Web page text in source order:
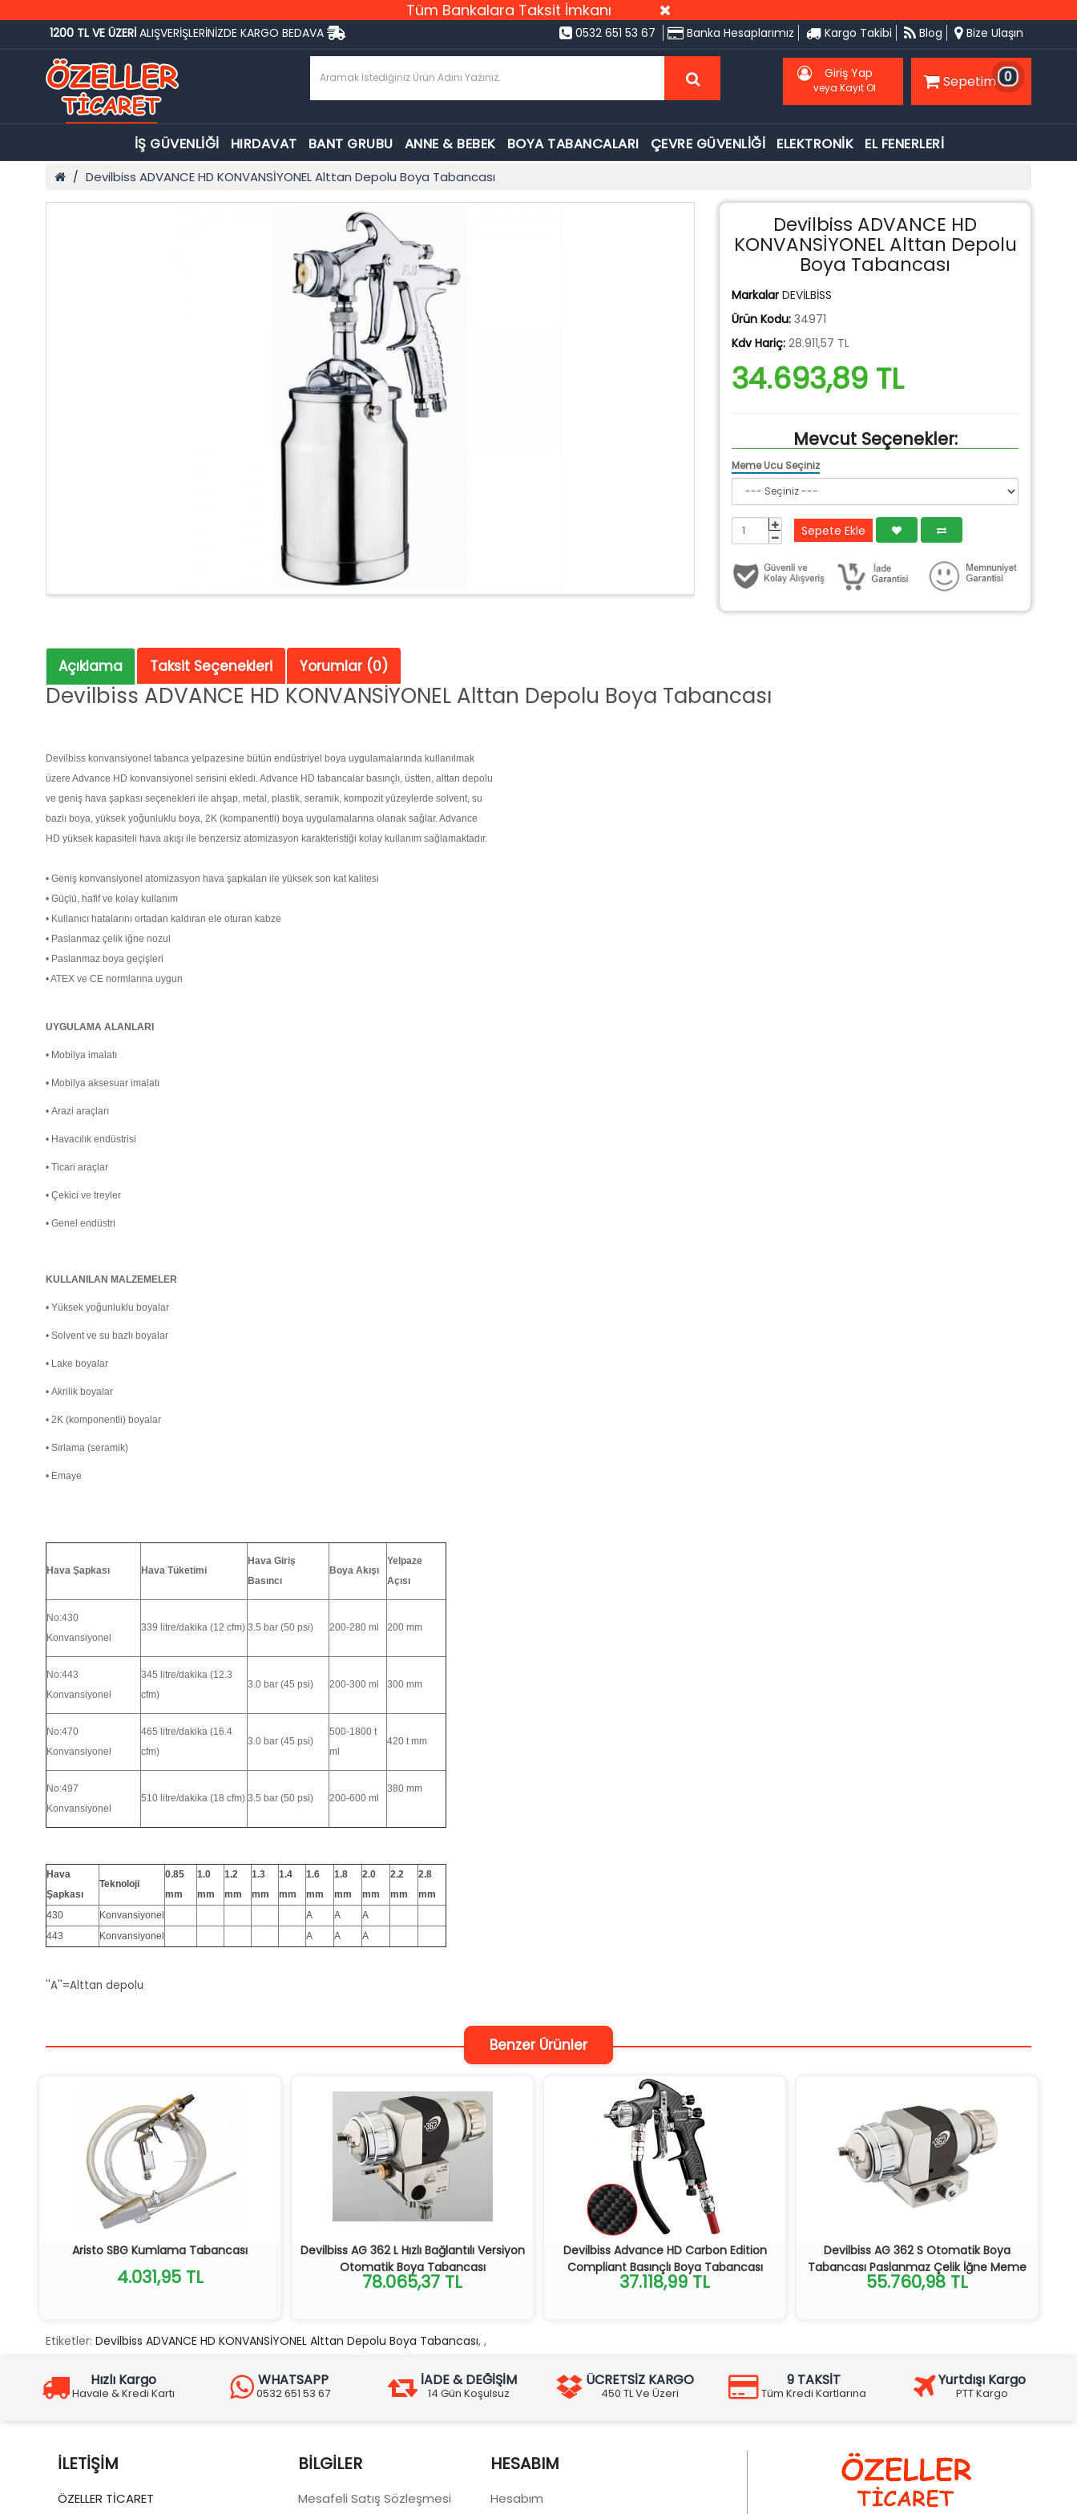
Tüm Bankalara Taksit İmkanı
1200 TL VE ÜZERİ ALIŞVERİŞLERİNİZDE KARGO BEDAVA 0532 651 53 67 Banka Hesaplarımız Kargo Takibi Blog Bize Ulaşın
Giriş Yap
veya Kayıt Ol Sepetim 0
İŞ GÜVENLİĞİ HIRDAVAT BANT GRUBU ANNE & BEBEK BOYA TABANCALARI ÇEVRE GÜVENLİĞİ ELEKTRONİK EL FENERLERİ
Devilbiss ADVANCE HD KONVANSİYONEL Alttan Depolu Boya Tabancası
Devilbiss ADVANCE HD
KONVANSİYONEL Alttan Depolu
Boya Tabancası
Markalar DEVİLBİSS
Ürün Kodu: 34971
Kdv Hariç: 28.911,57 TL
34.693,89 TL
Mevcut Seçenekler:
Meme Ucu Seçiniz
Sepete Ekle
Açıklama Taksit Seçenekleri Yorumlar (0)
Devilbiss ADVANCE HD KONVANSİYONEL Alttan Depolu Boya Tabancası
Devilbiss konvansiyonel tabanca yelpazesine bütün endüstriyel boya uygulamalarında kullanılmak
üzere Advance HD konvansiyonel serisini ekledi. Advance HD tabancalar basınçlı, üstten, alttan depolu
ve geniş hava şapkası seçenekleri ile ahşap, metal, plastik, seramik, kompozit yüzeylerde solvent, su
bazlı boya, yüksek yoğunluklu boya, 2K (kompanentli) boya uygulamalarına olanak sağlar. Advance
HD yüksek kapasiteli hava akışı ile benzersiz atomizasyon karakteristiği kolay kullanım sağlamaktadır.
• Geniş konvansiyonel atomizasyon hava şapkaları ile yüksek son kat kalitesi
• Güçlü, hafif ve kolay kullanım
• Kullanıcı hatalarını ortadan kaldıran ele oturan kabze
• Paslanmaz çelik iğne nozul
• Paslanmaz boya geçişleri
• ATEX ve CE normlarına uygun
UYGULAMA ALANLARI
• Mobilya imalatı
• Mobilya aksesuar imalatı
• Arazi araçları
• Havacılık endüstrisi
• Ticari araçlar
• Çekici ve treyler
• Genel endüstri
KULLANILAN MALZEMELER
• Yüksek yoğunluklu boyalar
• Solvent ve su bazlı boyalar
• Lake boyalar
• Akrilik boyalar
• 2K (komponentli) boyalar
• Sırlama (seramik)
• Emaye
Hava Şapkası Hava Tüketimi
Hava Giriş
Basıncı
Boya Akışı
Yelpaze
Açısı
No:430
Konvansiyonel
339 litre/dakika (12 cfm) 3.5 bar (50 psi) 200-280 ml 200 mm
No:443
Konvansiyonel
345 litre/dakika (12.3
cfm)
3.0 bar (45 psi) 200-300 ml 300 mm
No:470
Konvansiyonel
465 litre/dakika (16.4
cfm)
3.0 bar (45 psi)
500-1800 t
ml
420 t mm
No:497
Konvansiyonel
510 litre/dakika (18 cfm) 3.5 bar (50 psi) 200-600 ml
380 mm
Hava
Şapkası
Teknoloji
0.85
mm
1.0
mm
1.2
mm
1.3
mm
1.4
mm
1.6
mm
1.8
mm
2.0
mm
2.2
mm
2.8
mm
430
Konvansiyonel A A
A
443
Konvansiyonel A A A
''A''=Alttan depolu
Benzer Ürünler
Aristo SBG Kumlama Tabancası
4.031,95 TL
Devilbiss AG 362 L Hızlı Bağlantılı Versiyon
Otomatik Boya Tabancası
78.065,37 TL
Devilbiss Advance HD Carbon Edition
Compliant Basınçlı Boya Tabancası
37.118,99 TL
Devilbiss AG 362 S Otomatik Boya
Tabancası Paslanmaz Çelik İğne Meme
55.760,98 TL
Etiketler: Devilbiss ADVANCE HD KONVANSİYONEL Alttan Depolu Boya Tabancası, ,
Hızlı Kargo
Havale & Kredi Kartı
WHATSAPP
0532 651 53 67
İADE & DEĞİŞİM
14 Gün Koşulsuz
ÜCRETSİZ KARGO
450 TL Ve Üzeri
9 TAKSİT
Tüm Kredi Kartlarına
Yurtdışı Kargo
PTT Kargo
İLETIŞIM
ÖZELLER TİCARET
BILGILER
Mesafeli Satış Sözleşmesi
HESABIM
Hesabım